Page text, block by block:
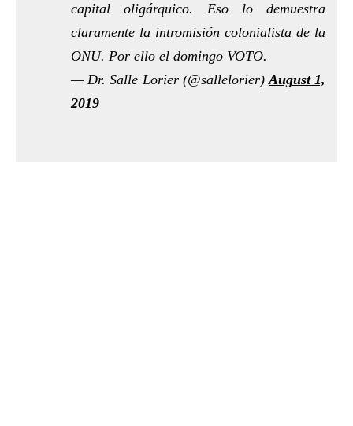
capital oligárquico. Eso lo demuestra
claramente la intromisión colonialista de la
ONU. Por ello el domingo VOTO.
— Dr. Salle Lorier (@sallelorier)August 1,
2019